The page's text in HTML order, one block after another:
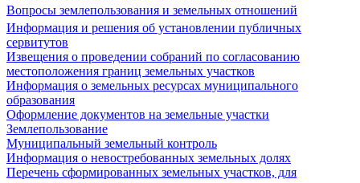
Вопросы землепользования и земельных отношений
Информация и решения об установлении публичных
сервитутов
Извещения о проведении собраний по согласованию
местоположения границ земельных участков
Информация о земельных ресурсах муниципального
образования
Оформление документов на земельные участки
Землепользование
Муниципальный земельный контроль
Информация о невостребованных земельных долях
Перечень сформированных земельных участков, для